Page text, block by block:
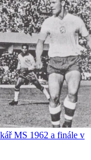
MS 1962 a finále v